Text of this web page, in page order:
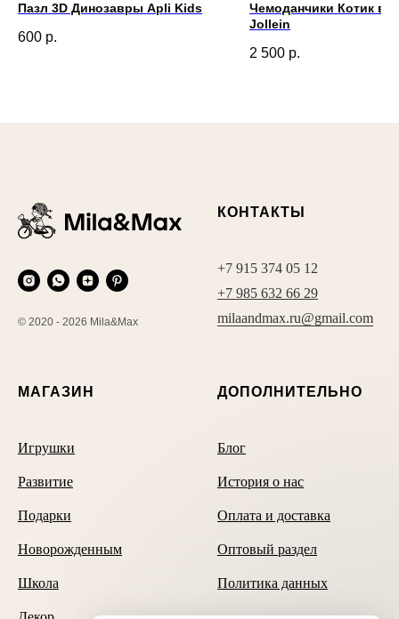
Пазл 3D Динозавры Apli Kids
600 р.
Чемоданчики Котик в
Jollein
2 500 р.
© 2020 - 2026 Mila&Max
КОНТАКТЫ
+7 915 374 05 12
+7 985 632 66 29
milaandmax.ru@gmail.com
МАГАЗИН
Игрушки
Развитие
Подарки
Новорожденным
Школа
ДОПОЛНИТЕЛЬНО
Блог
История о нас
Оплата и доставка
Оптовый раздел
Политика данных